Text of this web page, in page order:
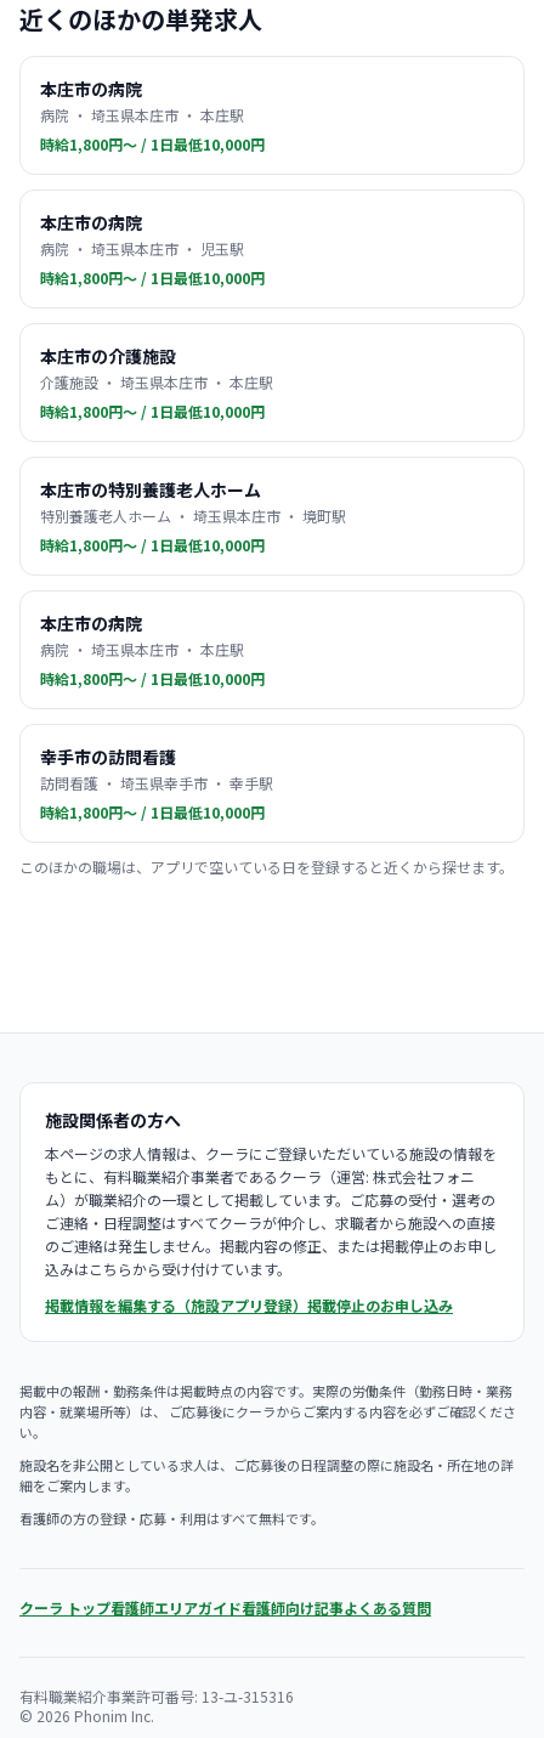
近くのほかの単発求人
本庄市の病院
病院 ・ 埼玉県本庄市 ・ 本庄駅
時給1,800円〜 / 1日最低10,000円
本庄市の病院
病院 ・ 埼玉県本庄市 ・ 児玉駅
時給1,800円〜 / 1日最低10,000円
本庄市の介護施設
介護施設 ・ 埼玉県本庄市 ・ 本庄駅
時給1,800円〜 / 1日最低10,000円
本庄市の特別養護老人ホーム
特別養護老人ホーム ・ 埼玉県本庄市 ・ 境町駅
時給1,800円〜 / 1日最低10,000円
本庄市の病院
病院 ・ 埼玉県本庄市 ・ 本庄駅
時給1,800円〜 / 1日最低10,000円
幸手市の訪問看護
訪問看護 ・ 埼玉県幸手市 ・ 幸手駅
時給1,800円〜 / 1日最低10,000円
このほかの職場は、アプリで空いている日を登録すると近くから探せます。
施設関係者の方へ
本ページの求人情報は、クーラにご登録いただいている施設の情報を
もとに、有料職業紹介事業者であるクーラ（運営: 株式会社フォニ
ム）が職業紹介の一環として掲載しています。ご応募の受付・選考の
ご連絡・日程調整はすべてクーラが仲介し、求職者から施設への直接
のご連絡は発生しません。掲載内容の修正、または掲載停止のお申し
込みはこちらから受け付けています。
掲載情報を編集する（施設アプリ登録） 掲載停止のお申し込み
掲載中の報酬・勤務条件は掲載時点の内容です。実際の労働条件（勤務日時・業務
内容・就業場所等）は、 ご応募後にクーラからご案内する内容を必ずご確認くださ
い。
施設名を非公開としている求人は、ご応募後の日程調整の際に施設名・所在地の詳
細をご案内します。
看護師の方の登録・応募・利用はすべて無料です。
クーラ トップ看護師エリアガイド看護師向け記事よくある質問
有料職業紹介事業許可番号: 13-ユ-315316
© 2026 Phonim Inc.